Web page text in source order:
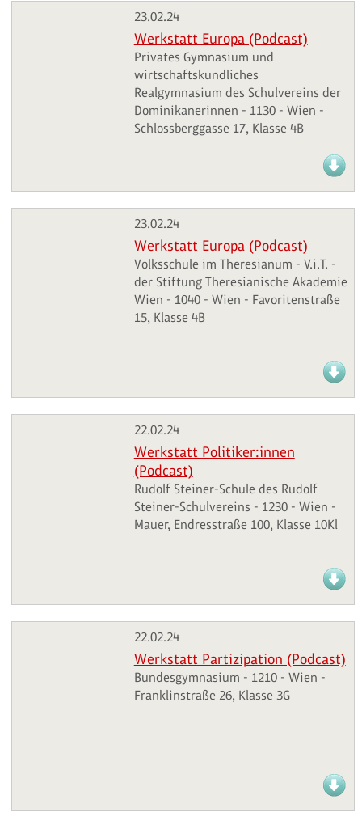
23.02.24
Werkstatt Europa (Podcast)
Privates Gymnasium und
wirtschaftskundliches
Realgymnasium des Schulvereins der
Dominikanerinnen - 1130 - Wien -
Schlossberggasse 17, Klasse 4B
23.02.24
Werkstatt Europa (Podcast)
Volksschule im Theresianum - V.i.T. -
der Stiftung Theresianische Akademie
Wien - 1040 - Wien - Favoritenstraße
15, Klasse 4B
22.02.24
Werkstatt Politiker:innen
(Podcast)
Rudolf Steiner-Schule des Rudolf
Steiner-Schulvereins - 1230 - Wien -
Mauer, Endresstraße 100, Klasse 10Kl
22.02.24
Werkstatt Partizipation (Podcast)
Bundesgymnasium - 1210 - Wien -
Franklinstraße 26, Klasse 3G